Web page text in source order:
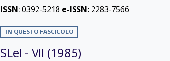
ISSN:0392-5218 e-ISSN: 2283-7566
IN QUESTO FASCICOLO
SLeI - VII (1985)